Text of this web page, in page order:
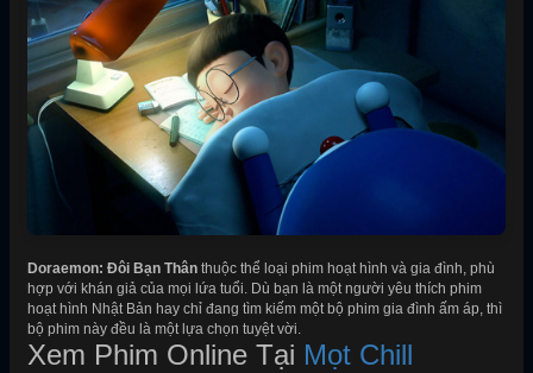
Doraemon: Đôi Bạn Thân thuộc thể loại phim hoạt hình và gia đình, phù
hợp với khán giả của mọi lứa tuổi. Dù bạn là một người yêu thích phim
hoạt hình Nhật Bản hay chỉ đang tìm kiếm một bộ phim gia đình ấm áp, thì
bộ phim này đều là một lựa chọn tuyệt vời.
Xem Phim Online Tại Mọt Chill